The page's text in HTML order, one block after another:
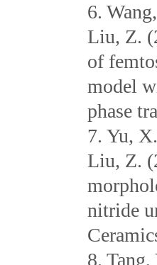
6.
Liu, Z.
of
model
phase
7. Yu,
Liu, Z.
nitride
8.